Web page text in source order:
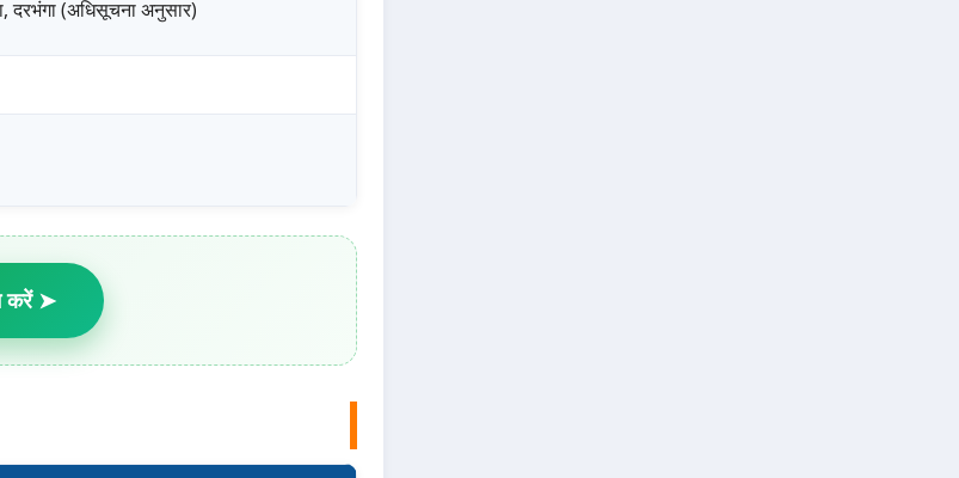
दरभंगा (अधिसूचना अनुसार)
करें ➤